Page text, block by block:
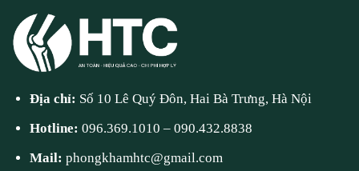
Địa chỉ: Số 10 Lê Quý Đôn, Hai Bà Trưng, Hà Nội
Hotline:096.369.1010 –090.432.8838
Mail:phongkhamhtc@gmail.com